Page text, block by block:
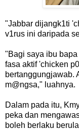
"Jabbar dijangk1ti
v1rus ini daripada
"Bagi saya ibu
fasa aktif 'chicken
bertanggungjawab.
m@ngsa," luahnya.
Dalam pada itu,
peka dan
boleh berlaku